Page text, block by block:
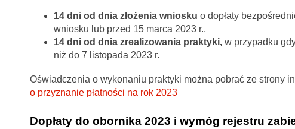
14 dni od dnia złożenia wniosku o dopłaty
wniosku lub przed 15 marca 2023 r.,
14 dni od dnia zrealizowania praktyki, w przypadku
niż do 7 listopada 2023 r.
Oświadczenia o wykonaniu praktyki można pobrać ze strony
o przyznanie płatności na rok 2023
Dopłaty do obornika 2023 i wymóg rejestru